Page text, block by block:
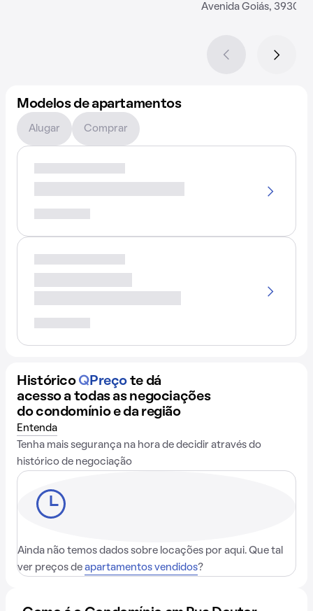
Avenida Goiás, 3930
Modelos de apartamentos
Alugar Comprar
Histórico QPreço te dá
acesso a todas as negociações
do condomínio e da região
Entenda
Tenha mais segurança na hora de decidir através do
histórico de negociação
Ainda não temos dados sobre locações por aqui. Que tal
ver preços de apartamentos vendidos?